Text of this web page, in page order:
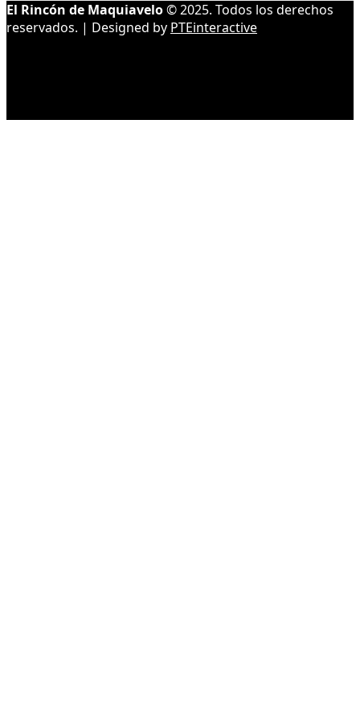
El Rincón de Maquiavelo© 2025. Todos los derechos
reservados. | Designed by PTEinteractive